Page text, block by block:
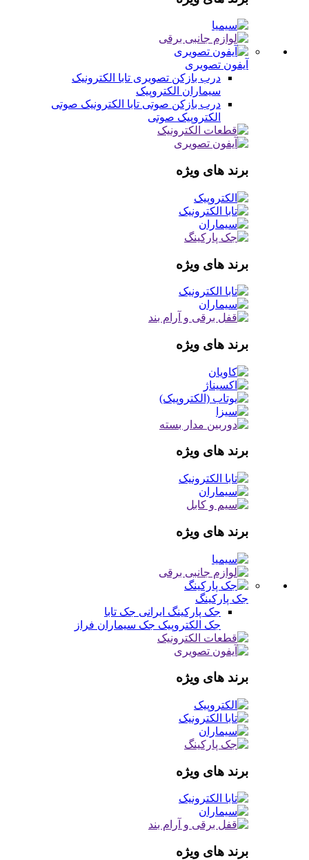
آیفون تصویری
درب بازکن تصویری تابا الکترونیک
سیماران الکتروپیک
درب بازکن صوتی تابا الکترونیک صوتی
الکتروپیک صوتی
برند های ویژه
برند های ویژه
برند های ویژه
برند های ویژه
برند های ویژه
جک پارکینگ
جک پارکینگ ایرانی جک تابا
جک الکتروپیک جک سیماران فراز
برند های ویژه
برند های ویژه
برند های ویژه